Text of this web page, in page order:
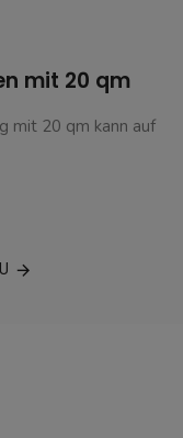
mit 20 qm
mit 20 qm kann auf